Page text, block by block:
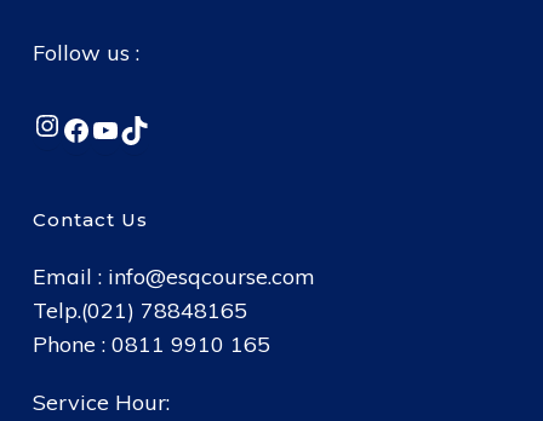
Follow us :
Instagram
Facebook
YouTube
TikTok
Contact Us
Email : info@esqcourse.com
Telp.(021) 78848165
Phone : 0811 9910 165
Service Hour: